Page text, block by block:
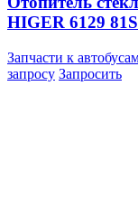
HIGER 6129
Запчасти к
запросу Запросить